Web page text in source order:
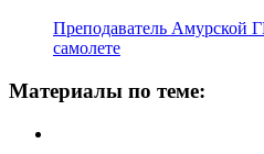
Преподаватель Амурской
самолете
Материалы по теме: